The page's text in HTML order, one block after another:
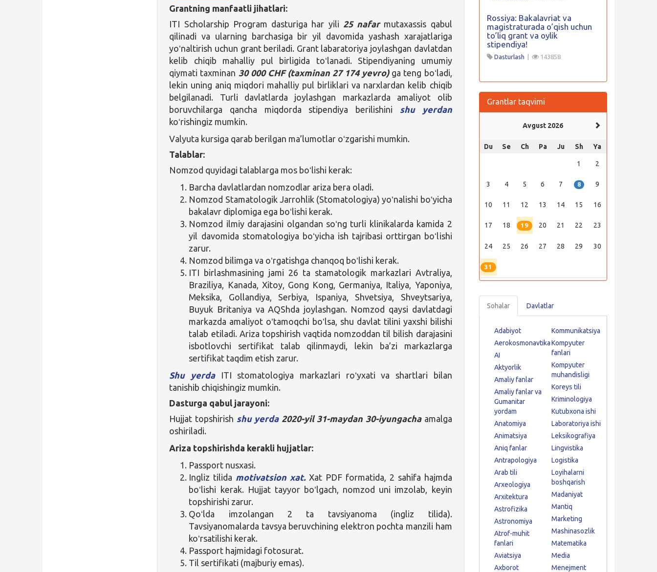
Grantning manfaatli jihatlari:
ITI Scholarship Program dasturiga har yili 25 nafarmutaxassis qabul
qilinadi va ularning barchasiga bir yil davomida yashash xarajatlariga
yoʻnaltirish uchun grant beriladi. Grant labaratoriya joylashgan davlatdan
kelib chiqib mahalliy pul birligida toʻlanadi. Stipendiyaning umumiy
qiymati taxminan 30 000 CHF (taxminan 27 174 yevro) ga teng boʻladi,
lekin uning aniq miqdori mahalliy pul birliklari va narxlardan kelib chiqib
belgilanadi. Turli davlatlarda joylashgan markazlarda amaliyot olib
boruvchilarga qancha miqdorda stipendiya berilishini shu yerdan
koʻrishingiz mumkin.
Valyuta kursiga qarab berilgan ma’lumotlar oʻzgarishi mumkin.
Talablar:
Nomzod quyidagi talablarga mos boʻlishi kerak:
Barcha davlatlardan nomzodlar ariza bera oladi.
Nomzod Stamatologik Jarrohlik (Stomatologiya) yoʻnalishi boʻyicha
bakalavr diplomiga ega boʻlishi kerak.
Nomzod ilmiy darajasini olgandan soʻng turli klinikalarda kamida 2
yil davomida stomatologiya boʻyicha ish tajribasi orttirgan boʻlishi
zarur.
Nomzod bilimga va oʻrgatishga chanqoq boʻlishi kerak.
ITI birlashmasining jami 26 ta stamatologik markazlari Avtraliya,
Braziliya, Kanada, Xitoy, Gong Kong, Germaniya, Italiya, Yaponiya,
Meksika, Gollandiya, Serbiya, Ispaniya, Shvetsiya, Shveytsariya,
Buyuk Britaniya va AQShda joylashgan. Nomzod qaysi davlatdagi
markazda amaliyot oʻtamoqchi boʻlsa, shu davlat tilini yaxshi bilishi
talab etiladi. Ariza topshirish vaqtida nomzoddan til bilish darajasini
isbotlovchi sertifikat talab qilinmaydi, lekin ba’zi markazlarga
sertifikat taqdim etish zarur.
Shu yerdaITI stomatologiya markazlari roʻyxati va shartlari bilan
tanishib chiqishingiz mumkin.
Dasturga qabul jarayoni:
Hujjat topshirish shu yerda 2020-yil 31-maydan 30-iyungachaamalga
oshiriladi.
Ariza topshirishda kerakli hujjatlar:
Passport nusxasi.
Ingliz tilida motivatsion xat.Xat PDF formatida, 2 sahifa hajmda
boʻlishi kerak. Hujjat tayyor boʻlgach, nomzod uni imzolab, keyin
topshirishi zarur.
Qoʻlda imzolangan 2 ta tavsiyanoma (ingliz tilida).
Tavsiyanomalarda tavsya beruvchining elektron pochta manzili ham
koʻrsatilishi kerak.
Passport hajmidagi fotosurat.
Til sertifikati (majburiy emas).
Rossiya: Bakalavriat va
magistraturada o’qish uchun
to’liq grant va oylik
stipendiya!
Dasturlash 143858
Grantlar taqvimi
Avgust 2026
Du Se Ch Pa Ju Sh Ya
1 2
3 4 5 6 7 8 9
10 11 12 13 14 15 16
17 18 19 20 21 22 23
24 25 26 27 28 29 30
31
Sohalar Davlatlar
Adabiyot
Aerokosmonavtika
AI
Aktyorlik
Amaliy fanlar
Amaliy fanlar va
Gumanitar
yordam
Anatomiya
Animatsiya
Aniq fanlar
Antrapologiya
Arab tili
Arxeologiya
Arxitektura
Astrofizika
Astronomiya
Atrof-muhit
fanlari
Aviatsiya
Axborot
Kommunikatsiya
Kompyuter
fanlari
Kompyuter
muhandisligi
Koreys tili
Kriminologiya
Kutubxona ishi
Laboratoriya ishi
Leksikografiya
Lingvistika
Logistika
Loyihalarni
boshqarish
Madaniyat
Mantiq
Marketing
Mashinasozlik
Matematika
Media
Menejment